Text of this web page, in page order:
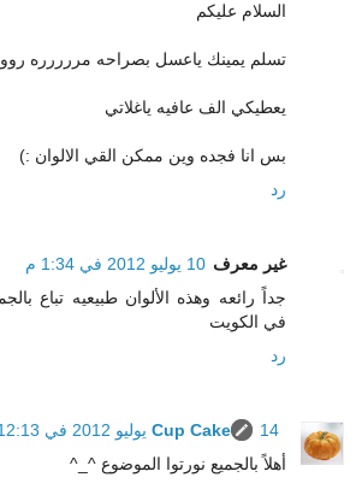
السلام عليكم
تسلم يمينك ياعسل بصراحه مررررره
يعطيكي الف عافيه ياغلاتي
بس انا فجده وين ممكن القي الالوان :)
رد
غير معرف 10 يوليو 2012 في 1:34 م
جداً رائعه وهذه الألوان طبيعيه تباع
في الكويت
رد
Cup Cake
14 يوليو 2012 في 12:13 م
أهلاً بالجميع نورتوا الموضوع ^_^